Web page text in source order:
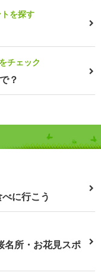
を探す
チェック
？
に行こう
名所・お花見スポ